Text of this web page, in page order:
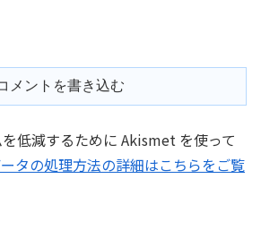
メントを書き込む
低減するために Akismet を使って
タの処理方法の詳細はこちらをご覧